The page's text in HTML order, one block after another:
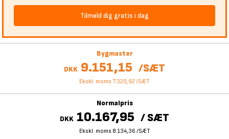
Tilmeld dig gratis i dag
Bygmaster
DKK 9.151,15 /SÆT
Ekskl. moms 7.320,92 /SÆT
Normalpris
DKK 10.167,95 /SÆT
Ekskl. moms 8.134,36 /SÆT